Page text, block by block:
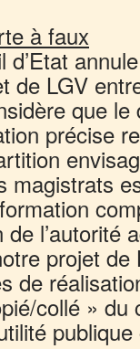
à faux
de LGV
que le
précise
magistrats
l’autorité
projet de
de
collé »